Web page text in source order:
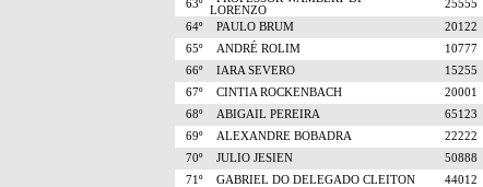
63º
LORENZO
25555
64º
PAULO BRUM 20122
65º
ANDRÉ ROLIM 10777
66º
IARA SEVERO 15255
67º
CINTIA ROCKENBACH 20001
68º
ABIGAIL PEREIRA 65123
69º
ALEXANDRE BOBADRA 22222
70º
JULIO JESIEN 50888
71º
GABRIEL DO DELEGADO CLEITON 44012